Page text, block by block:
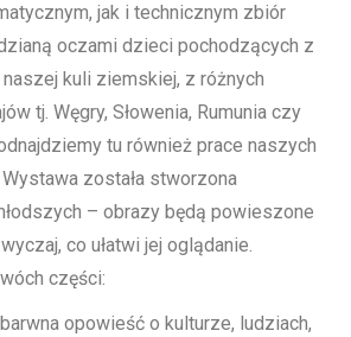
jak i technicznym zbiór
oczami dzieci pochodzących z
kuli ziemskiej, z różnych
tj. Węgry, Słowenia, Rumunia czy
tu również prace naszych
została stworzona
– obrazy będą powieszone
co ułatwi jej oglądanie.
części:
opowieść o kulturze, ludziach,